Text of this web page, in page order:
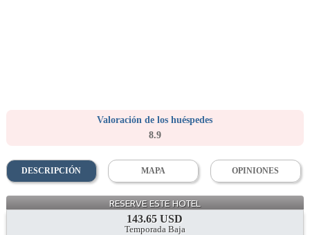
Valoración de los huéspedes
8.9
DESCRIPCIÓN MAPA OPINIONES
RESERVE ESTE HOTEL
143.65 USD
Temporada Baja